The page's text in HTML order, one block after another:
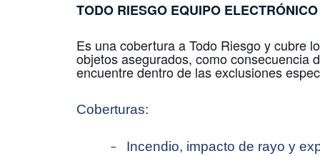
TODO RIESGO EQUIPO ELECTRÓNICO
Es una cobertura a Todo Riesgo y cubre
objetos asegurados, como consecuencia
encuentre dentro de las exclusiones
Coberturas:
– Incendio, impacto de rayo y